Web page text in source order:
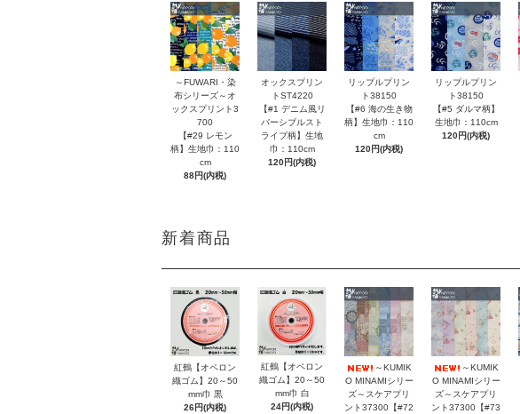
～FUWARI・染
布シリーズ～オ
ックスプリント3
700
【#29 レモン
柄】生地巾：110
cm
88円(内税)
オックスプリン
トST4220
【#1 デニム風リ
バーシブルスト
ライプ柄】生地
巾：110cm
120円(内税)
リップルプリン
ト38150
【#6 海の生き物
柄】生地巾：110
cm
120円(内税)
リップルプリン
ト38150
【#5 ダルマ柄】
生地巾：110cm
120円(内税)
新着商品
紅鶴【オペロン
織ゴム】20～50
mm巾 黒
26円(内税)
紅鶴【オペロン
織ゴム】20～50
mm巾 白
24円(内税)
～KUMIK
O MINAMIシリー
ズ～スケアプリ
ント37300【#72
～KUMIK
O MINAMIシリー
ズ～スケアプリ
ント37300【#73